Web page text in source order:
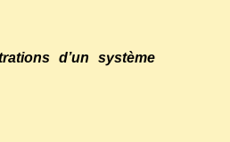
d’un système